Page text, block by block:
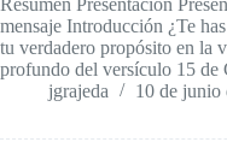
Resumen Presentación
mensaje Introducción ¿Te
tu verdadero propósito en la
profundo del versículo 15 de
jgrajeda
10 de junio